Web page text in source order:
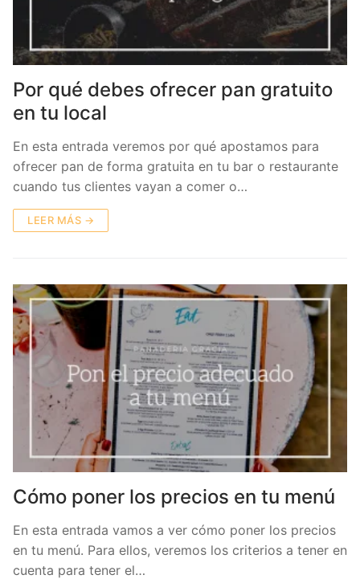
Por qué debes ofrecer pan gratuito
en tu local
En esta entrada veremos por qué apostamos para
ofrecer pan de forma gratuita en tu bar o restaurante
cuando tus clientes vayan a comer o…
LEER MÁS →
Cómo poner los precios en tu menú
En esta entrada vamos a ver cómo poner los precios
en tu menú. Para ellos, veremos los criterios a tener en
cuenta para tener el…